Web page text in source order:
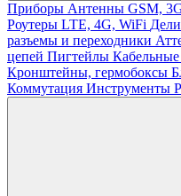
Приборы Антенны GSM,
Роутеры LTE, 4G, WiFi
разъемы и переходники
цепей Пигтейлы
Кронштейны, гермобоксы
Коммутация Инструменты